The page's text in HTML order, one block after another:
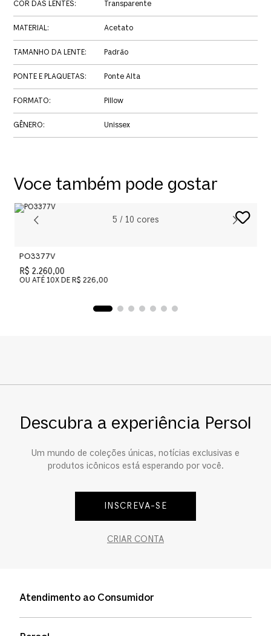
COR DAS LENTES: Transparente
MATERIAL: Acetato
TAMANHO DA LENTE: Padrão
PONTE E PLAQUETAS: Ponte Alta
FORMATO: Pillow
GÊNERO: Unissex
Voce também pode gostar
5 / 10 cores
PO3377V
R$ 2.260,00
OU ATÉ 10X DE R$ 226,00
Descubra a experiência Persol
Um mundo de coleções únicas, notícias exclusivas e
produtos icônicos está esperando por você.
INSCREVA-SE
CRIAR CONTA
Atendimento ao Consumidor